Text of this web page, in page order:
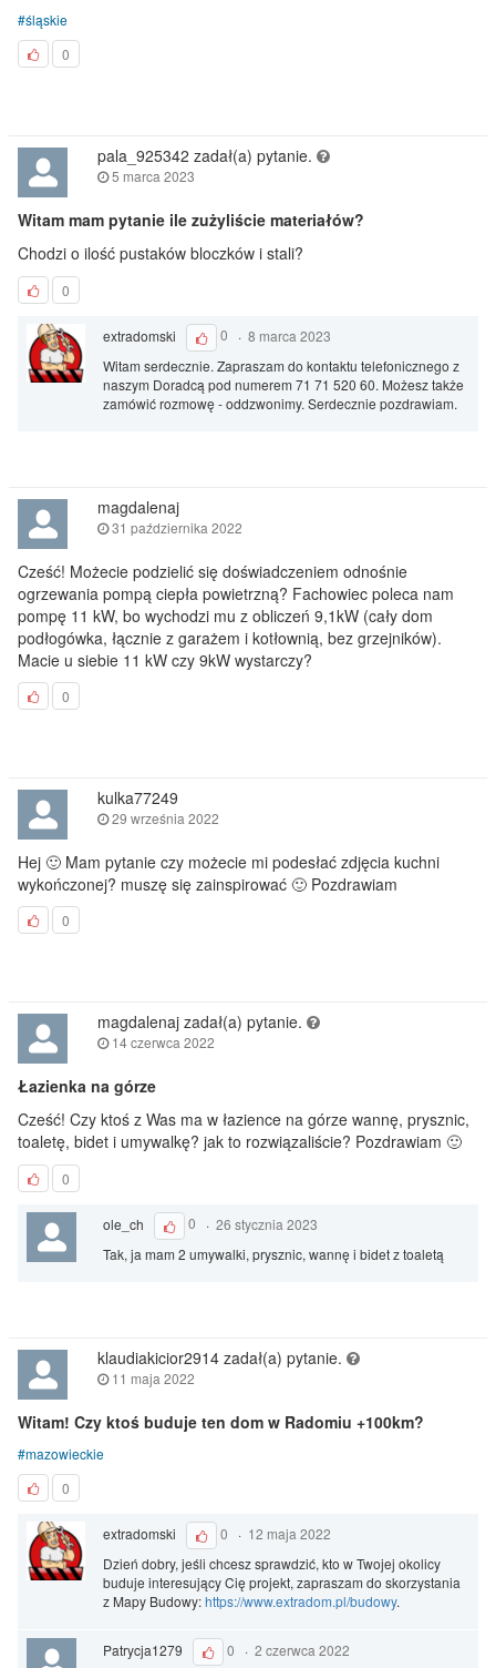
śląskie
0
pala_925342 zadał(a) pytanie.
5 marca 2023
Witam mam pytanie ile zużyliście materiałów?
Chodzi o ilość pustaków bloczków i stali?
0
extradomski 0 ·8 marca 2023
Witam serdecznie. Zapraszam do kontaktu telefonicznego z
naszym Doradcą pod numerem 71 71 520 60. Możesz także
zamówić rozmowę - oddzwonimy. Serdecznie pozdrawiam.
magdalenaj
31 października 2022
Cześć! Możecie podzielić się doświadczeniem odnośnie
ogrzewania pompą ciepła powietrzną? Fachowiec poleca nam
pompę 11 kW, bo wychodzi mu z obliczeń 9,1kW (cały dom
podłogówka, łącznie z garażem i kotłownią, bez grzejników).
Macie u siebie 11 kW czy 9kW wystarczy?
0
kulka77249
29 września 2022
Hej 🙂 Mam pytanie czy możecie mi podesłać zdjęcia kuchni
wykończonej? muszę się zainspirować 🙂 Pozdrawiam
0
magdalenaj zadał(a) pytanie.
14 czerwca 2022
Łazienka na górze
Cześć! Czy ktoś z Was ma w łazience na górze wannę, prysznic,
toaletę, bidet i umywalkę? jak to rozwiązaliście? Pozdrawiam 🙂
0
ole_ch 0 ·26 stycznia 2023
Tak, ja mam 2 umywalki, prysznic, wannę i bidet z toaletą
klaudiakicior2914 zadał(a) pytanie.
11 maja 2022
Witam! Czy ktoś buduje ten dom w Radomiu +100km?
mazowieckie
0
extradomski 0 · 12 maja 2022
Dzień dobry, jeśli chcesz sprawdzić, kto w Twojej okolicy
buduje interesujący Cię projekt, zapraszam do skorzystania
z Mapy Budowy:https://www.extradom.pl/budowy.
Patrycja1279 0 ·2 czerwca 2022